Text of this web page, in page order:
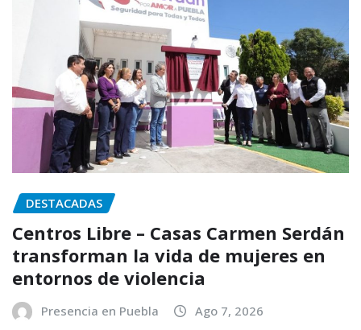
DESTACADAS
Centros Libre – Casas Carmen Serdán
transforman la vida de mujeres en
entornos de violencia
Presencia en Puebla Ago 7, 2026